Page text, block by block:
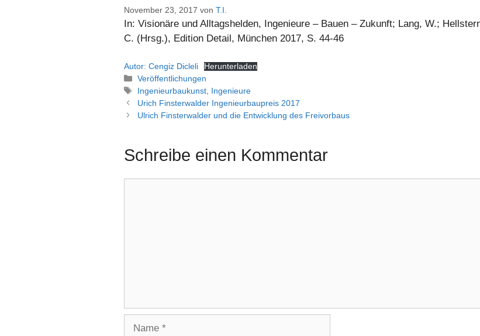
November 23, 2017 von T.I.
In: Visionäre und Alltagshelden, Ingenieure – Bauen – Zukunft; Lang, W.;
C. (Hrsg.), Edition Detail, München 2017, S. 44-46
Autor: Cengiz Dicleli Herunterladen
Kategorien
Veröffentlichungen
Schlagwörter
Ingenieurbaukunst Ingenieure
Urich Finsterwalder Ingenieurbaupreis 2017
Ulrich Finsterwalder und die Entwicklung des Freivorbaus
Schreibe einen Kommentar